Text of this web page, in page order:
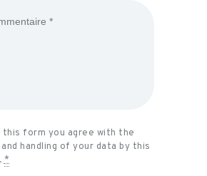
this form you agree with the
handling of your data by this
*